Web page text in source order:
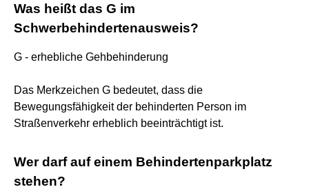
Was heißt das G im
Schwerbehindertenausweis?
G - erhebliche Gehbehinderung
Das Merkzeichen G bedeutet, dass die
Bewegungsfähigkeit der behinderten Person im
Straßenverkehr erheblich beeinträchtigt ist.
Wer darf auf einem Behindertenparkplatz
stehen?